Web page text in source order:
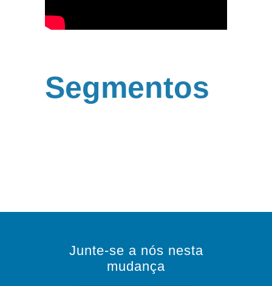
Segmentos
Junte-se a nós nesta
mudança